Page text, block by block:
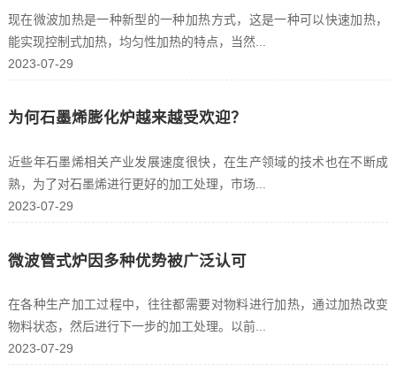
现在微波加热是一种新型的一种加热方式，这是一种可以快速加热，
能实现控制式加热，均匀性加热的特点，当然...
2023-07-29
为何石墨烯膨化炉越来越受欢迎？
近些年石墨烯相关产业发展速度很快，在生产领域的技术也在不断成
熟，为了对石墨烯进行更好的加工处理，市场...
2023-07-29
微波管式炉因多种优势被广泛认可
在各种生产加工过程中，往往都需要对物料进行加热，通过加热改变
物料状态，然后进行下一步的加工处理。以前...
2023-07-29